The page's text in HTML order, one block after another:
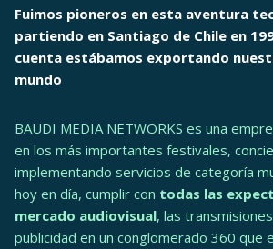
Fuimos pioneros en esta aventura
partiendo en Santiago de Chile en
cuenta estábamos exportando
mundo
BAUDI MEDIA NETWORKS es una
en los más importantes festivales,
implementando servicios de categoría
hoy en día, cumplir con todas las
mercado audiovisual, las
publicidad en un conglomerado 360 que